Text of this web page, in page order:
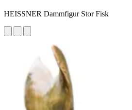
HEISSNER Dammfigur Stor Fisk